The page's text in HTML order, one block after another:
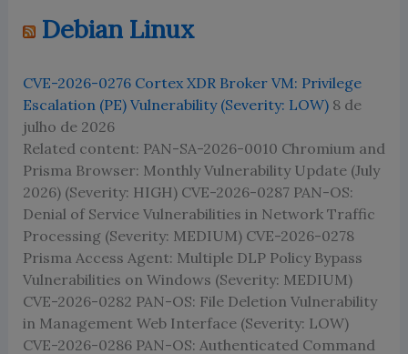
Debian Linux
CVE-2026-0276 Cortex XDR Broker VM: Privilege
Escalation (PE) Vulnerability (Severity: LOW) 8 de
julho de 2026
Related content: PAN-SA-2026-0010 Chromium and
Prisma Browser: Monthly Vulnerability Update (July
2026) (Severity: HIGH) CVE-2026-0287 PAN-OS:
Denial of Service Vulnerabilities in Network Traffic
Processing (Severity: MEDIUM) CVE-2026-0278
Prisma Access Agent: Multiple DLP Policy Bypass
Vulnerabilities on Windows (Severity: MEDIUM)
CVE-2026-0282 PAN-OS: File Deletion Vulnerability
in Management Web Interface (Severity: LOW)
CVE-2026-0286 PAN-OS: Authenticated Command